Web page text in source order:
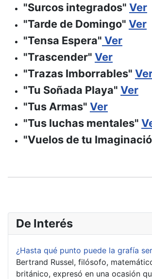
"Surcos integrados" Ver
"Tarde de Domingo" Ver
"Tensa Espera" Ver
"Trascender" Ver
"Trazas Imborrables"
"Tu Soñada Playa" Ver
"Tus Armas" Ver
"Tus luchas mentales"
"Vuelos de tu
De Interés
¿Hasta qué punto puede la grafía
Bertrand Russel, filósofo,
británico, expresó en una ocasión